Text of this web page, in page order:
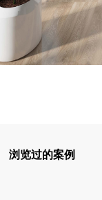
浏览过的案例